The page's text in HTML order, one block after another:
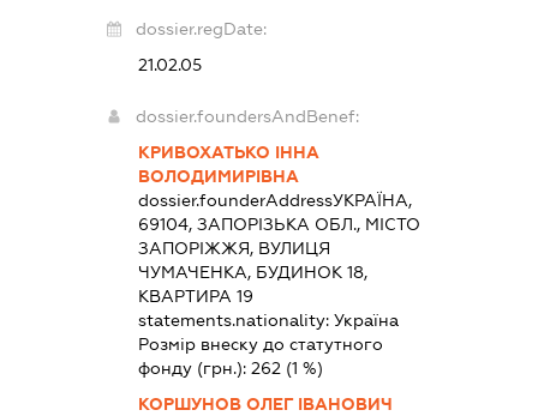
dossier.regDate:
21.02.05
dossier.foundersAndBenef:
КРИВОХАТЬКО ІННА
ВОЛОДИМИРІВНА
dossier.founderAddressУКРАЇНА,
69104, ЗАПОРІЗЬКА ОБЛ., МІСТО
ЗАПОРІЖЖЯ, ВУЛИЦЯ
ЧУМАЧЕНКА, БУДИНОК 18,
КВАРТИРА 19
statements.nationality: Україна
Розмір внеску до статутного
фонду (грн.): 262 (1 %)
КОРШУНОВ ОЛЕГ ІВАНОВИЧ